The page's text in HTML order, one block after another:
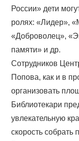
России» дети
ролях: «Лидер»,
«Доброволец»,
памяти» и др.
Сотрудников
Попова, как и в
организовать
Библиотекари
увлекательную
скорость собрать